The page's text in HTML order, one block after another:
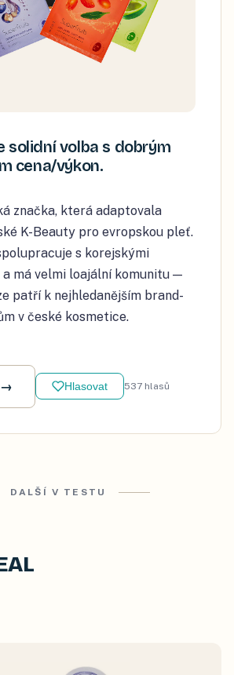
solidní volba s dobrým
cena/výkon.
značka, která adaptovala
K-Beauty pro evropskou pleť.
s korejskými
má velmi loajální komunitu —
patří k nejhledanějším brand-
v české kosmetice.
→ Hlasovat 537 hlasů
DALŠÍ V TESTU